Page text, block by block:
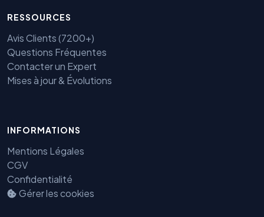
RESSOURCES
Avis Clients (7200+)
Questions Fréquentes
Contacter un Expert
Mises à jour & Évolutions
INFORMATIONS
Mentions Légales
CGV
Confidentialité
Gérer les cookies